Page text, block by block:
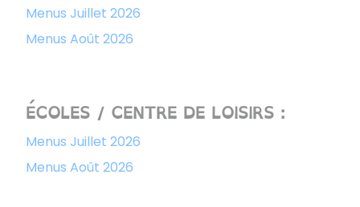
Menus Juillet 2026
Menus Août 2026
ÉCOLES / CENTRE DE LOISIRS :
Menus Juillet 2026
Menus Août 2026